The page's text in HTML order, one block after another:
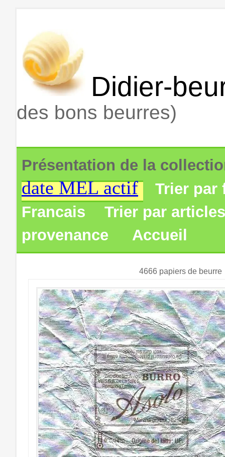
Didier-
des bons beurres)
Présentation de la
date MEL actif
Trier par
Francais
Trier par
provenance
Accueil
4666 papiers de beurre